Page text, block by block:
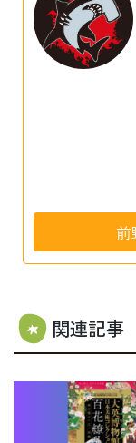
前
関連記事